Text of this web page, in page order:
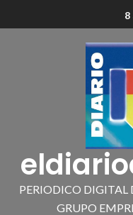
8
PERIODICO DIGITAL
GRUPO